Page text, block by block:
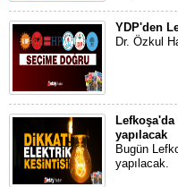
YDP'den
Dr. Özkul
yapılacak
Bugün
yapılacak.